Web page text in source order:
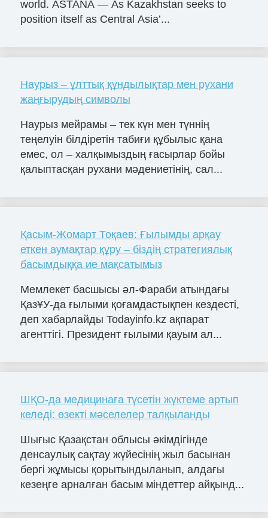
world. ASTANA — As Kazakhstan seeks to
position itself as Central Asia’...
Наурыз – ұлттық құндылықтар мен рухани
жаңғырудың символы
Наурыз мейрамы – тек күн мен түннің
теңелуін білдіретін табиғи құбылыс қана
емес, ол – халқымыздың ғасырлар бойы
қалыптасқан рухани мәдениетінің, сал...
Қасым-Жомарт Тоқаев: Ғылымды арқау
еткен аумақтар құру – біздің стратегиялық
басымдыққа ие мақсатымыз
Мемлекет басшысы әл-Фараби атындағы
ҚазҰУ-да ғылыми қоғамдастықпен кездесті,
деп хабарлайды Todayinfo.kz ақпарат
агенттігі. Президент ғылыми қауым ал...
ШҚО-да медицинаға түсетін жүктеме артып
келеді: өзекті мәселелер талқыланды
Шығыс Қазақстан облысы әкімдігінде
денсаулық сақтау жүйесінің жыл басынан
бергі жұмысы қорытындыланып, алдағы
кезеңге арналған басым міндеттер айқынд...